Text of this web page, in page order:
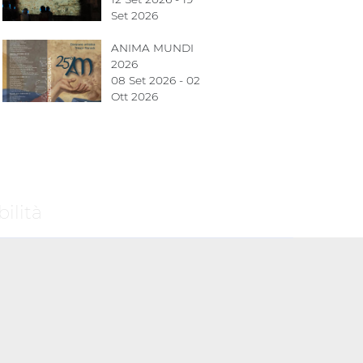
Set 2026
ANIMA MUNDI
2026
08 Set 2026 - 02
Ott 2026